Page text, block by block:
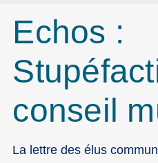
Echos :
conseil
La lettre des élus